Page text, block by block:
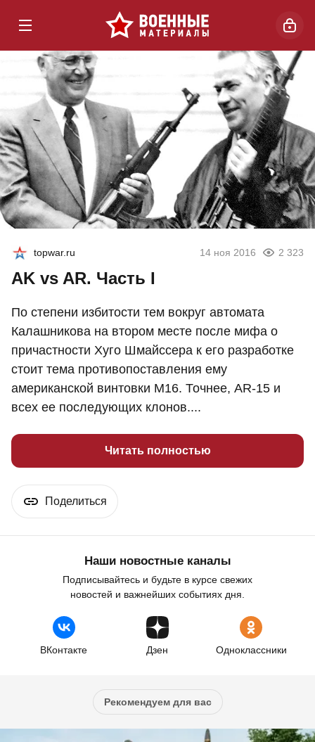
topwar.ru 14 ноя 2016 2 323
AK vs AR. Часть I
По степени избитости тем вокруг автомата
Калашникова на втором месте после мифа о
причастности Хуго Шмайссера к его разработке
стоит тема противопоставления ему
американской винтовки M16. Точнее, AR-15 и
всех ее последующих клонов....
Читать полностью
Поделиться
Наши новостные каналы
Подписывайтесь и будьте в курсе свежих
новостей и важнейших событиях дня.
ВКонтакте Дзен Одноклассники
Рекомендуем для вас